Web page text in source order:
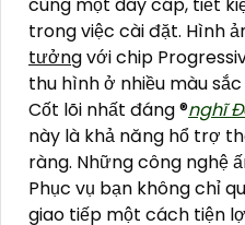
trong việc cài đặt. Hình
tưởngvới chip
thu hình ở nhiều màu
Cốt lõi nhất đáng ®️nghĩ
này là khả năng hổ trợ
ràng. Những công
Phục vụ bạn không chỉ
giao tiếp một cách tiện